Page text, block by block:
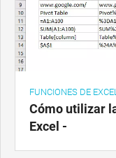
FUNCIONES DE
Cómo utilizar
Excel -